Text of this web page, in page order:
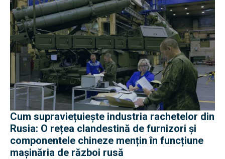
Cum supraviețuiește industria rachetelor din
Rusia: O rețea clandestină de furnizori și
componentele chineze mențin în funcțiune
mașinăria de război rusă